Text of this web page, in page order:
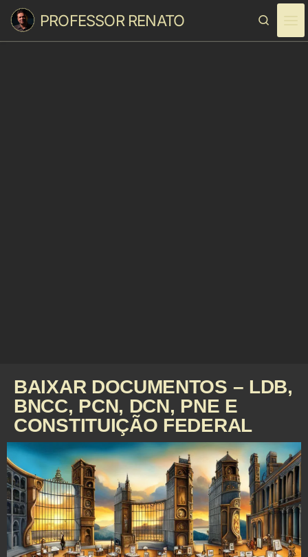
Skip to content
PROFESSOR RENATO
BAIXAR DOCUMENTOS – LDB,
BNCC, PCN, DCN, PNE E
CONSTITUIÇÃO FEDERAL